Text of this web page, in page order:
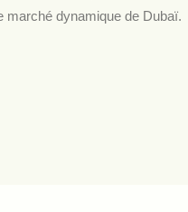
marché dynamique de Dubaï.